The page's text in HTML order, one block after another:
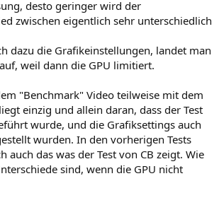
desto geringer wird der
zwischen eigentlich sehr unterschiedlich
dazu die Grafikeinstellungen, landet man
weil dann die GPU limitiert.
"Benchmark" Video teilweise mit dem
einzig und allein daran, dass der Test
wurde, und die Grafiksettings auch
wurden. In den vorherigen Tests
auch das was der Test von CB zeigt. Wie
sind, wenn die GPU nicht